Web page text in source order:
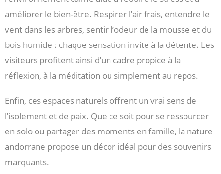
améliorer le bien-être. Respirer l’air frais, entendre le
vent dans les arbres, sentir l’odeur de la mousse et du
bois humide : chaque sensation invite à la détente. Les
visiteurs profitent ainsi d’un cadre propice à la
réflexion, à la méditation ou simplement au repos.
Enfin, ces espaces naturels offrent un vrai sens de
l’isolement et de paix. Que ce soit pour se ressourcer
en solo ou partager des moments en famille, la nature
andorrane propose un décor idéal pour des souvenirs
marquants.